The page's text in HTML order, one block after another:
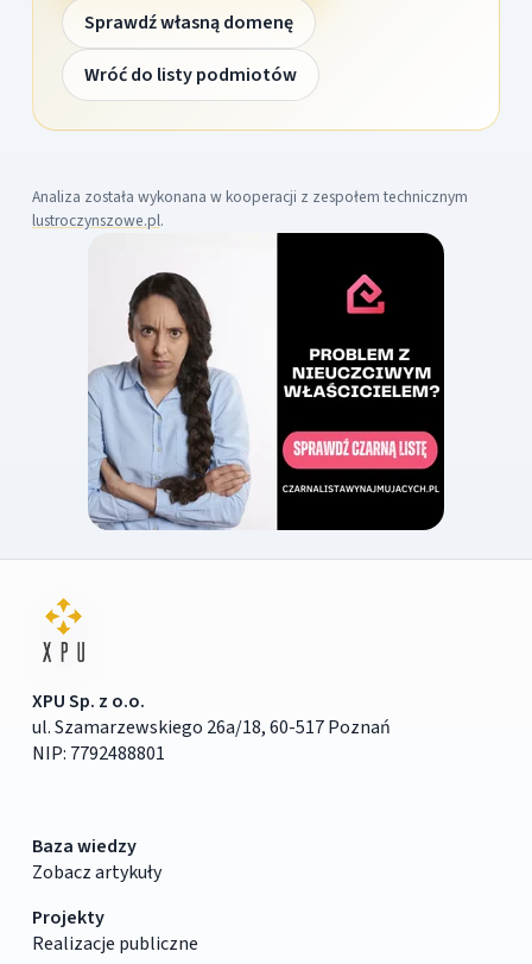
Sprawdź własną domenę
Wróć do listy podmiotów
Analiza została wykonana w kooperacji z zespołem technicznym
lustroczynszowe.pl.
XPU Sp. z o.o.
ul. Szamarzewskiego 26a/18, 60-517 Poznań
NIP: 7792488801
Baza wiedzy
Zobacz artykuły
Projekty
Realizacje publiczne